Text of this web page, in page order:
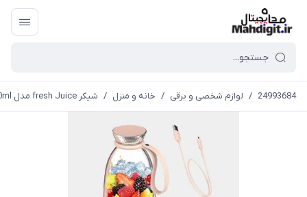
24993684
/ لوازم شخصی و برقی / خانه و منزل / شیکر fresh Juice مدل 500ml